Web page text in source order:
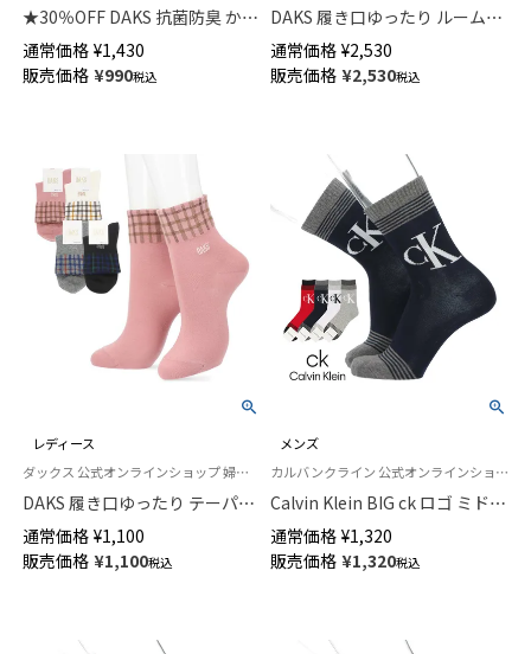
★30％OFF DAKS 抗菌防臭 かか
としっかりホールド City Check
クルー丈 メンズ カジュアル ソ
ックス 02512673
通常価格 ¥1,430
販売価格 ¥990税込
DAKS 履き口ゆったり ルームソ
ックス 内起毛 総パイル 杢調ベ
ア刺繍 クルー丈 レディース 日
本製 03368910
通常価格 ¥2,530
販売価格 ¥2,530税込
レディース
ダックス 公式オンラインショップ 婦人 靴下
DAKS 履き口ゆったり テーパー
仕様 チェック ロゴ 刺繍 DAKS
クルー丈 レディース ソックス
03367321
通常価格 ¥1,100
販売価格 ¥1,100税込
メンズ
カルバンクライン 公式オンラインショップ 紳士 靴下 男性
Calvin Klein BIG ck ロゴ ミドル
丈 カジュアル ソックス メンズ
02542275
通常価格 ¥1,320
販売価格 ¥1,320税込